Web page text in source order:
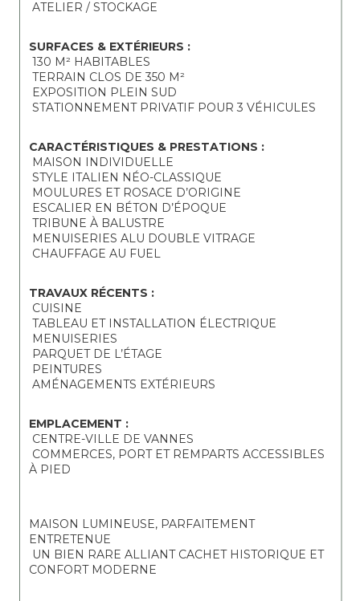
ATELIER / STOCKAGE
SURFACES & EXTÉRIEURS :
130 M² HABITABLES
TERRAIN CLOS DE 350 M²
EXPOSITION PLEIN SUD
STATIONNEMENT PRIVATIF POUR 3 VÉHICULES
CARACTÉRISTIQUES & PRESTATIONS :
MAISON INDIVIDUELLE
STYLE ITALIEN NÉO-CLASSIQUE
MOULURES ET ROSACE D’ORIGINE
ESCALIER EN BÉTON D’ÉPOQUE
TRIBUNE À BALUSTRE
MENUISERIES ALU DOUBLE VITRAGE
CHAUFFAGE AU FUEL
TRAVAUX RÉCENTS :
CUISINE
TABLEAU ET INSTALLATION ÉLECTRIQUE
MENUISERIES
PARQUET DE L’ÉTAGE
PEINTURES
AMÉNAGEMENTS EXTÉRIEURS
EMPLACEMENT :
CENTRE-VILLE DE VANNES
À PIED
MAISON LUMINEUSE, PARFAITEMENT
ENTRETENUE
CONFORT MODERNE